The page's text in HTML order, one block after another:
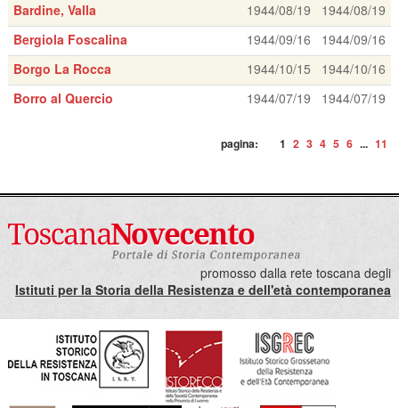
Bardine, Valla
1944/08/19
1944/08/19
Bergiola Foscalina
1944/09/16
1944/09/16
Borgo La Rocca
1944/10/15
1944/10/16
Borro al Quercio
1944/07/19 1944/07/19
pagina: 1 2 3 4 5 6 ... 11
promosso dalla rete toscana degli
Istituti per la Storia della Resistenza e dell'età contemporanea